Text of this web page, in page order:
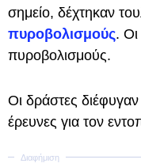
σημείο, δέχτηκαν
πυροβολισμούς.
πυροβολισμούς.
Οι δράστες διέφυγαν
έρευνες για τον